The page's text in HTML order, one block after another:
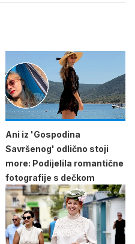
Ani iz 'Gospodina
Savršenog' odlično stoji
more: Podijelila romantične
fotografije s dečkom